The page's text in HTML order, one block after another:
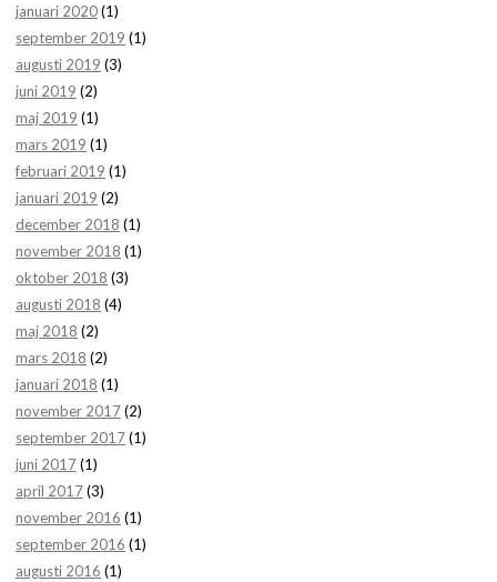
januari 2020(1)
september 2019 (1)
augusti 2019 (3)
juni 2019 (2)
maj 2019 (1)
mars 2019 (1)
februari 2019 (1)
januari 2019 (2)
december 2018 (1)
november 2018 (1)
oktober 2018 (3)
augusti 2018 (4)
maj 2018 (2)
mars 2018 (2)
januari 2018 (1)
november 2017(2)
september 2017(1)
juni 2017(1)
april 2017(3)
november 2016 (1)
september 2016 (1)
augusti 2016 (1)